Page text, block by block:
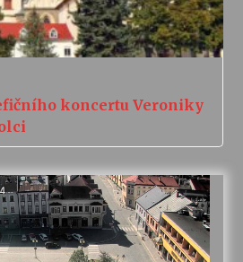
koncertu Veroniky